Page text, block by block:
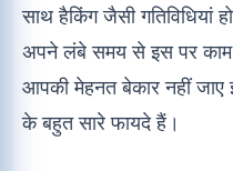
साथ हैकिंग जैसी गतिविधियां
अपने लंबे समय से इस पर काम
आपकी मेहनत बेकार नहीं जाए
के बहुत सारे फायदे हैं।